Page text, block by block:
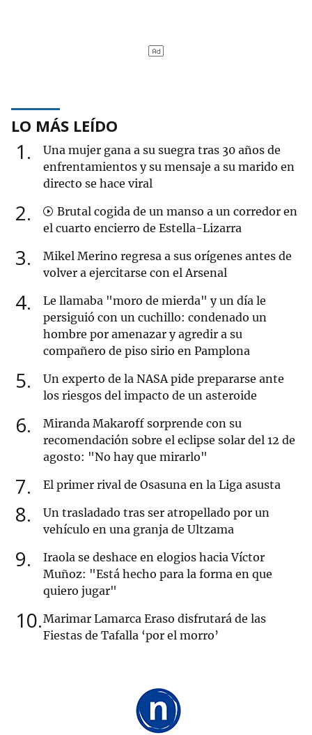
LO MÁS LEÍDO
1
Una mujer gana a su suegra tras 30 años de
enfrentamientos y su mensaje a su marido en
directo se hace viral
2
Brutal cogida de un manso a un corredor en
el cuarto encierro de Estella-Lizarra
3
Mikel Merino regresa a sus orígenes antes de
volver a ejercitarse con el Arsenal
4
Le llamaba "moro de mierda" y un día le
persiguió con un cuchillo: condenado un
hombre por amenazar y agredir a su
compañero de piso sirio en Pamplona
5
Un experto de la NASA pide prepararse ante
los riesgos del impacto de un asteroide
6
Miranda Makaroff sorprende con su
recomendación sobre el eclipse solar del 12 de
agosto: "No hay que mirarlo"
7 El primer rival de Osasuna en la Liga asusta
8
Un trasladado tras ser atropellado por un
vehículo en una granja de Ultzama
9
Iraola se deshace en elogios hacia Víctor
Muñoz: "Está hecho para la forma en que
quiero jugar"
10 Marimar Lamarca Eraso disfrutará de las
Fiestas de Tafalla ‘por el morro’